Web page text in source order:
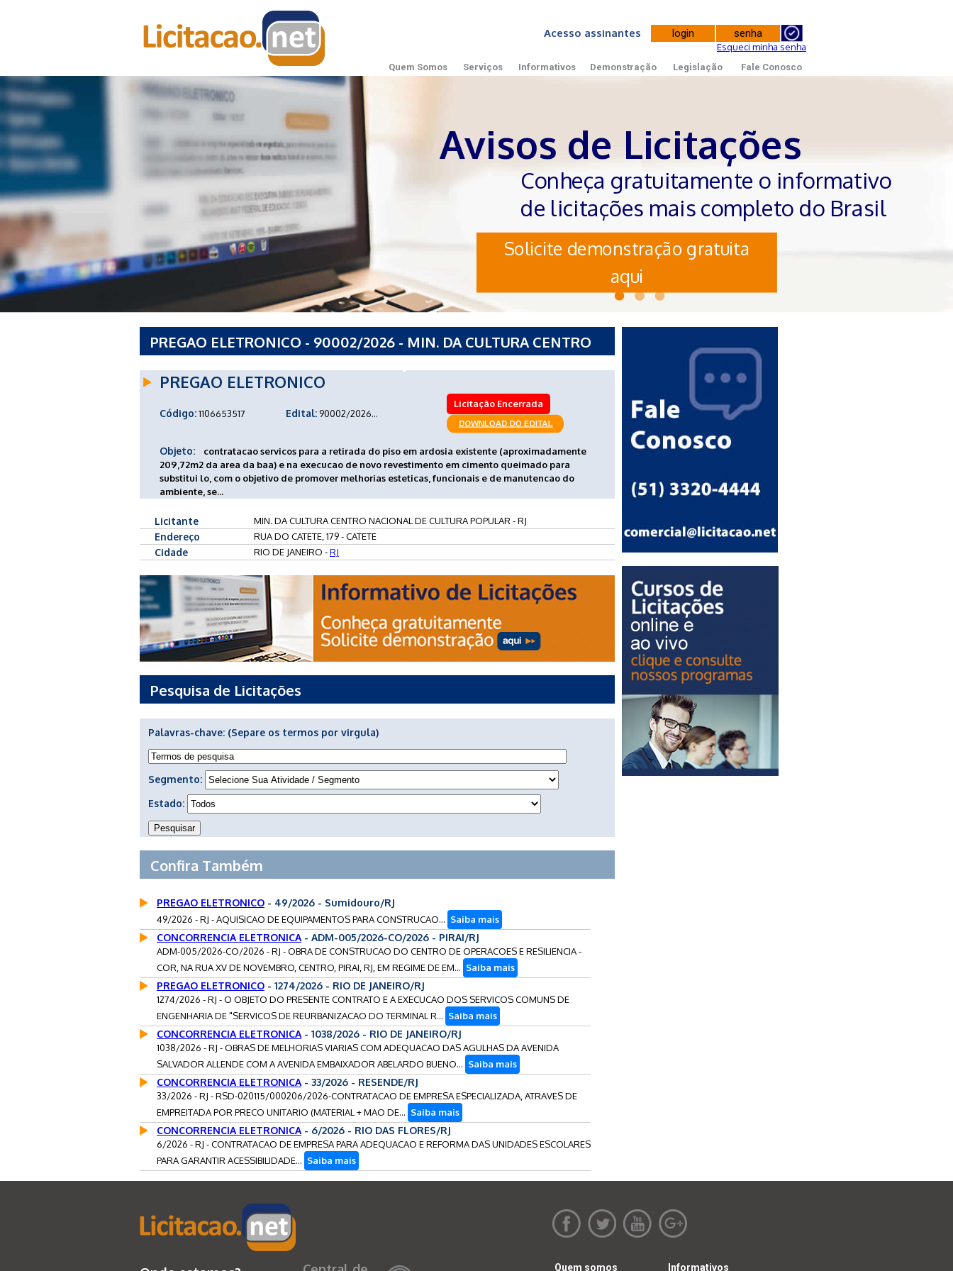
Acesso assinantes
Esqueci minha senha
Quem Somos Serviços Informativos Demonstração Legislação Fale Conosco
Avisos de Licitações
Conheça gratuitamente o informativo
de licitações mais completo do Brasil
Solicite demonstração gratuita
aqui
PREGAO ELETRONICO - 90002/2026 - MIN. DA CULTURA CENTRO
PREGAO ELETRONICO
Código:1106653517 Edital: 90002/2026...
Licitação Encerrada
Objeto:
contratacao servicos para a retirada do piso em ardosia existente (aproximadamente
209,72m2 da area da baa) e na execucao de novo revestimento em cimento queimado para
substitui lo, com o objetivo de promover melhorias esteticas, funcionais e de manutencao do
ambiente, se...
Licitante MIN. DA CULTURA CENTRO NACIONAL DE CULTURA POPULAR - RJ
Endereço RUA DO CATETE, 179 - CATETE
Cidade RIO DE JANEIRO -RJ
Pesquisa de Licitações
Palavras-chave: (Separe os termos por virgula)
Segmento:
Estado:
Confira Também
PREGAO ELETRONICO - 49/2026 - Sumidouro/RJ
49/2026 - RJ - AQUISICAO DE EQUIPAMENTOS PARA CONSTRUCAO... Saiba mais
CONCORRENCIA ELETRONICA - ADM-005/2026-CO/2026 - PIRAI/RJ
ADM-005/2026-CO/2026 - RJ - OBRA DE CONSTRUCAO DO CENTRO DE OPERACOES E RESILIENCIA -
COR, NA RUA XV DE NOVEMBRO, CENTRO, PIRAI, RJ, EM REGIME DE EM... Saiba mais
PREGAO ELETRONICO - 1274/2026 - RIO DE JANEIRO/RJ
1274/2026 - RJ - O OBJETO DO PRESENTE CONTRATO E A EXECUCAO DOS SERVICOS COMUNS DE
ENGENHARIA DE "SERVICOS DE REURBANIZACAO DO TERMINAL R... Saiba mais
CONCORRENCIA ELETRONICA - 1038/2026 - RIO DE JANEIRO/RJ
1038/2026 - RJ - OBRAS DE MELHORIAS VIARIAS COM ADEQUACAO DAS AGULHAS DA AVENIDA
SALVADOR ALLENDE COM A AVENIDA EMBAIXADOR ABELARDO BUENO... Saiba mais
CONCORRENCIA ELETRONICA - 33/2026 - RESENDE/RJ
33/2026 - RJ - RSD-020115/000206/2026-CONTRATACAO DE EMPRESA ESPECIALIZADA, ATRAVES DE
EMPREITADA POR PRECO UNITARIO (MATERIAL + MAO DE... Saiba mais
CONCORRENCIA ELETRONICA - 6/2026 - RIO DAS FLORES/RJ
6/2026 - RJ - CONTRATACAO DE EMPRESA PARA ADEQUACAO E REFORMA DAS UNIDADES ESCOLARES
PARA GARANTIR ACESSIBILIDADE... Saiba mais
Quem somos Informativos